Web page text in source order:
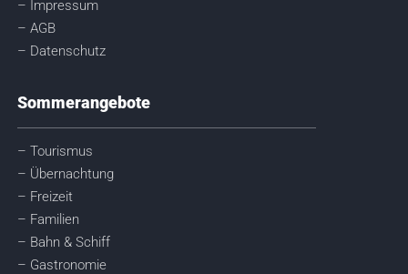
– Impressum
– AGB
– Datenschutz
Sommerangebote
– Tourismus
– Übernachtung
– Freizeit
– Familien
– Bahn & Schiff
– Gastronomie